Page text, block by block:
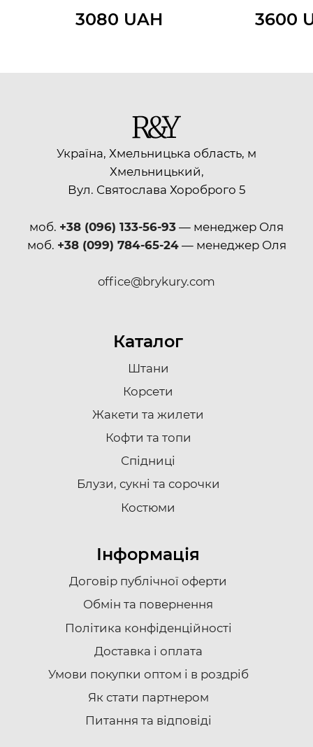
3080 UAH 3600
Україна, Хмельницька область, м
Хмельницький,
Вул. Святослава Хороброго 5
моб. +38 (096) 133-56-93 — менеджер Оля
моб. +38 (099) 784-65-24— менеджер Оля
office@brykury.com
Каталог
Штани
Корсети
Жакети та жилети
Кофти та топи
Спідниці
Блузи, сукні та сорочки
Костюми
Інформація
Договір публічної оферти
Обмін та повернення
Політика конфіденційності
Доставка i оплата
Умови покупки оптом і в роздріб
Як стати партнером
Питання та відповіді